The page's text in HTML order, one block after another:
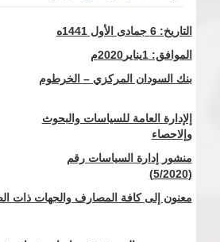
التاريخ: 6 جمادى الأول 1441ه
الموافق: 1يناير
2020م
بنك السودان المركزي – الخرطوم
إلإدارة العامة للسياسات والبحوث
وإلاحصاء
منشور إدارة السياسات رقم
(5/2020)
معنون إلى كافة المصارف والجهات ذات